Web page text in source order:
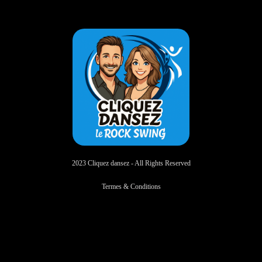
2023 Cliquez dansez - All Rights Reserved
Termes & Conditions